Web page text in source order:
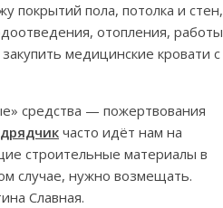
пола, потолка и стен,
отопления, работы
медицинские кровати с
средства — пожертвования
часто идёт нам на
строительные материалы в
случае, нужно возмещать.
Славная.